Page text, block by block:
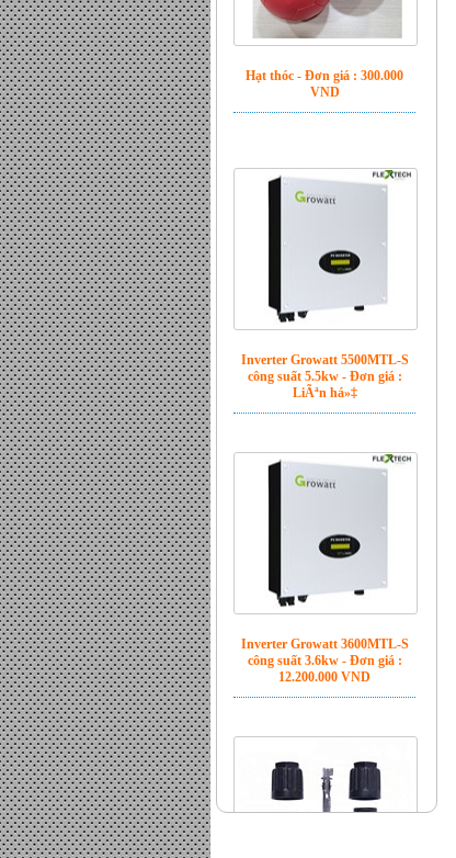
LiÃªn há»‡
12.200.000 VND
Jack MC4 đầu bấm chính hãng
- Đơn giá : LiÃªn há»‡